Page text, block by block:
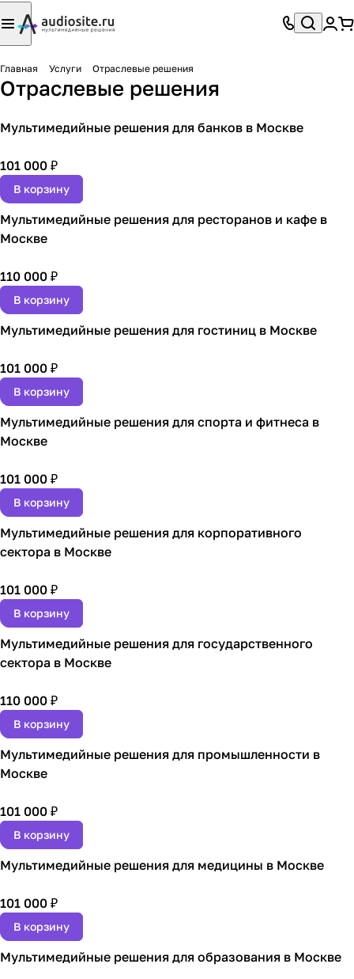
Главная Услуги Отраслевые решения
Отраслевые решения
Мультимедийные решения для банков в Москве
101 000 ₽
В корзину
Мультимедийные решения для ресторанов и кафе в
Москве
110 000 ₽
В корзину
Мультимедийные решения для гостиниц в Москве
101 000 ₽
В корзину
Мультимедийные решения для спорта и фитнеса в
Москве
101 000 ₽
В корзину
Мультимедийные решения для корпоративного
сектора в Москве
101 000 ₽
В корзину
Мультимедийные решения для государственного
сектора в Москве
110 000 ₽
В корзину
Мультимедийные решения для промышленности в
Москве
101 000 ₽
В корзину
Мультимедийные решения для медицины в Москве
101 000 ₽
В корзину
Мультимедийные решения для образования в Москве